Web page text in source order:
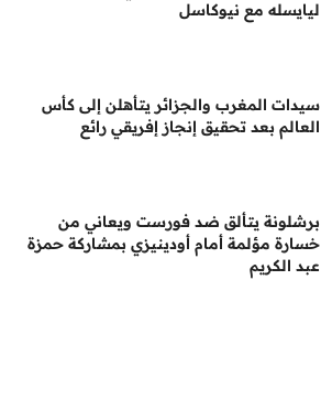
ليايسله مع نيوكاسل
سيدات المغرب والجزائر يتأهلن إلى كأس
العالم بعد تحقيق إنجاز إفريقي رائع
برشلونة يتألق ضد فورست ويعاني من
خسارة مؤلمة أمام أودينيزي بمشاركة حمزة
عبد الكريم